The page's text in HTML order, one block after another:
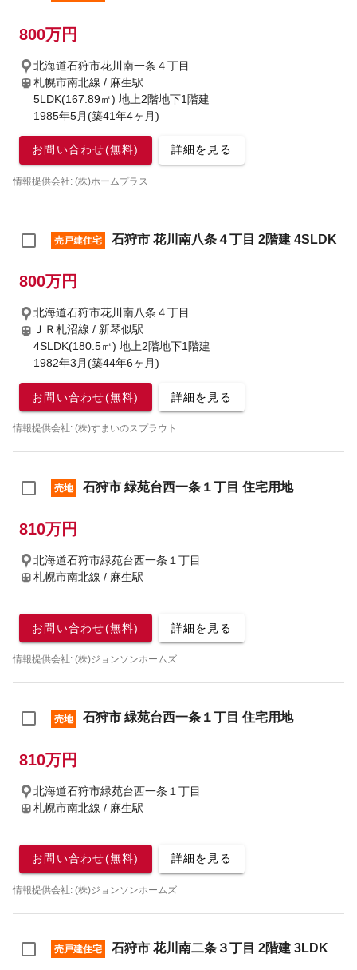
800万円
北海道石狩市花川南一条４丁目
札幌市南北線 / 麻生駅
5LDK(167.89㎡) 地上2階地下1階建
1985年5月(築41年4ヶ月)
お問い合わせ(無料) 詳細を見る
情報提供会社: (株)ホームプラス
売戸建住宅 石狩市 花川南八条４丁目 2階建 4SLDK
800万円
北海道石狩市花川南八条４丁目
ＪＲ札沼線 / 新琴似駅
4SLDK(180.5㎡) 地上2階地下1階建
1982年3月(築44年6ヶ月)
お問い合わせ(無料) 詳細を見る
情報提供会社: (株)すまいのスプラウト
売地 石狩市 緑苑台西一条１丁目 住宅用地
810万円
北海道石狩市緑苑台西一条１丁目
札幌市南北線 / 麻生駅
お問い合わせ(無料) 詳細を見る
情報提供会社: (株)ジョンソンホームズ
売地 石狩市 緑苑台西一条１丁目 住宅用地
810万円
北海道石狩市緑苑台西一条１丁目
札幌市南北線 / 麻生駅
お問い合わせ(無料) 詳細を見る
情報提供会社: (株)ジョンソンホームズ
売戸建住宅 石狩市 花川南二条３丁目 2階建 3LDK